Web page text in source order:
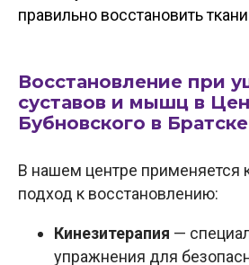
правильно восстановить
Восстановление при
суставов и мышц в
Бубновского в Братске
В нашем центре применяется
подход к восстановлению:
Кинезитерапия —
упражнения для